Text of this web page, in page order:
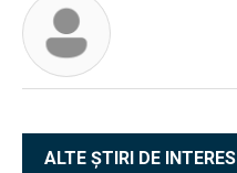
ALTE ȘTIRI DE INTERES